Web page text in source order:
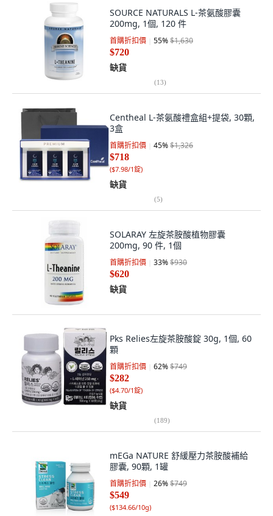
SOURCE NATURALS L-茶氨酸膠囊
200mg, 1個, 120 件
首購折扣價 55%$1,630
$720
缺貨
(13)
Centheal L-茶氨酸禮盒組+提袋, 30顆,
3盒
首購折扣價 45%$1,326
$718
($7.98/1錠)
缺貨
(5)
SOLARAY 左旋茶胺酸植物膠囊
200mg, 90 件, 1個
首購折扣價 33%$930
$620
缺貨
Pks Relies左旋茶胺酸錠 30g, 1個, 60
顆
首購折扣價 62%$749
$282
($4.70/1錠)
缺貨
(189)
mEGa NATURE 舒緩壓力茶胺酸補給
膠囊, 90顆, 1罐
首購折扣價 26%$749
$549
($134.66/10g)